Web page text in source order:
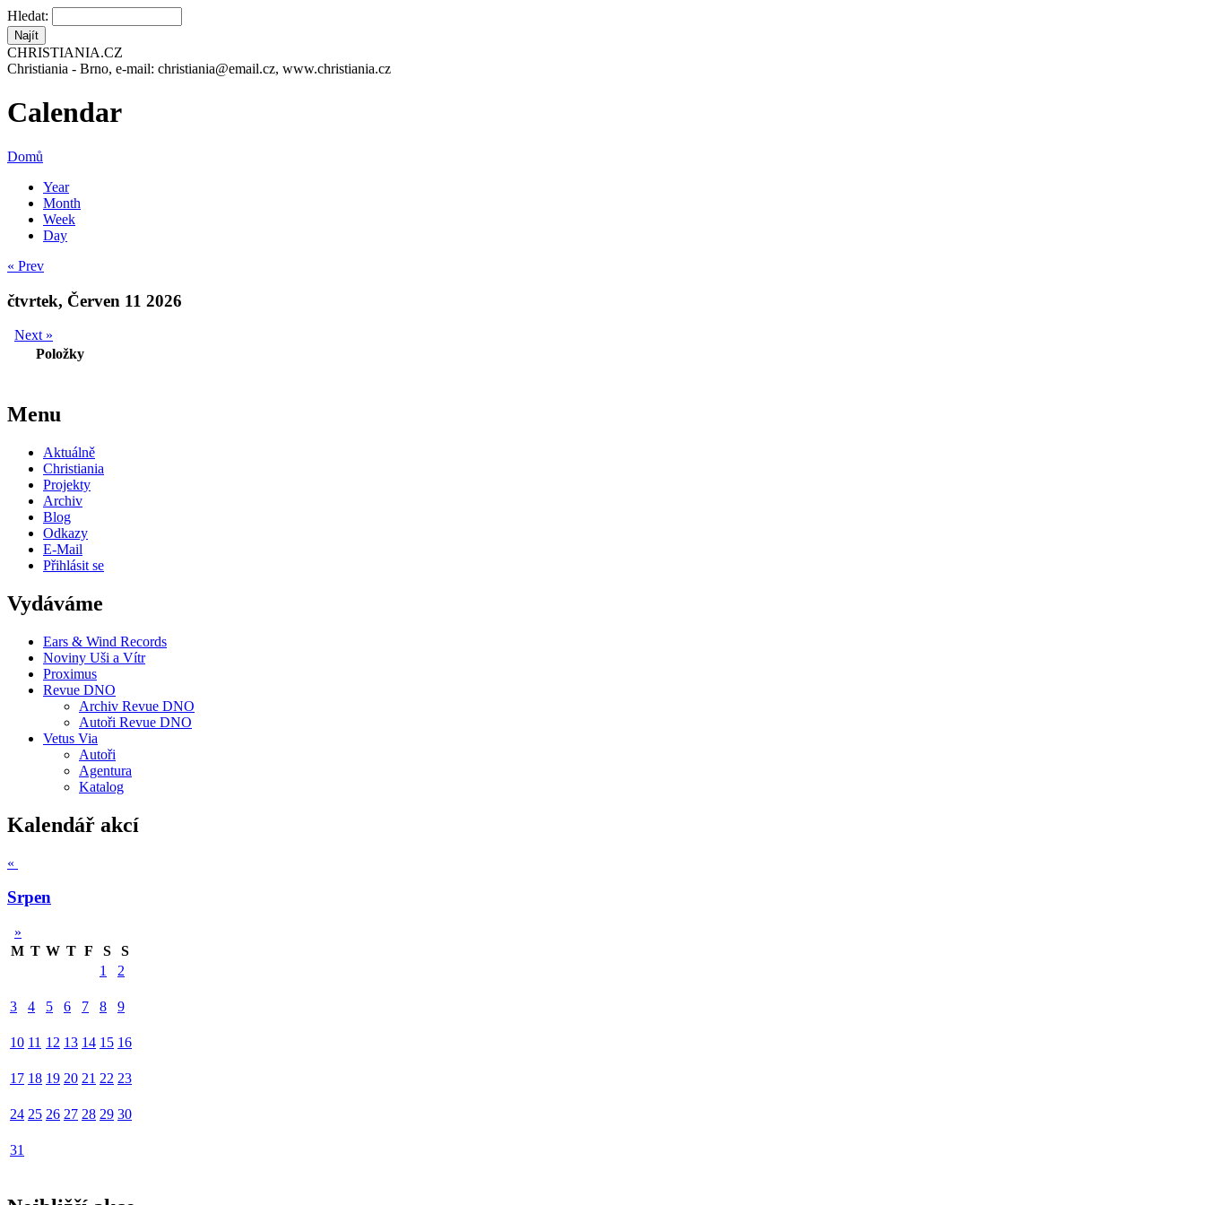
Hledat:
CHRISTIANIA.CZ
Christiania - Brno, e-mail: christiania@email.cz, www.christiania.cz
Calendar
Domů
Year
Month
Week
Day
« Prev
čtvrtek, Červen 11 2026
Next »
Položky
Menu
Aktuálně
Christiania
Projekty
Archiv
Blog
Odkazy
E-Mail
Přihlásit se
Vydáváme
Ears & Wind Records
Noviny Uši a Vítr
Proximus
Revue DNO
Archiv Revue DNO
Autoři Revue DNO
Vetus Via
Autoři
Agentura
Katalog
Kalendář akcí
«
Srpen
»
M T W T F S
S
1
2
3 4 5 6 7 8 9
10 11 12 13 14 15 16
17 18 19 20 21 22 23
24 25 26 27 28 29 30
31